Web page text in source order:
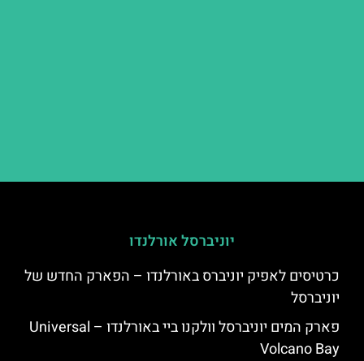
יוניברסל אורלנדו
כרטיסים לאפיק יוניברס באורלנדו – הפארק החדש של
יוניברסל
פארק המים יוניברסל וולקנו ביי באורלנדו – Universal
Volcano Bay